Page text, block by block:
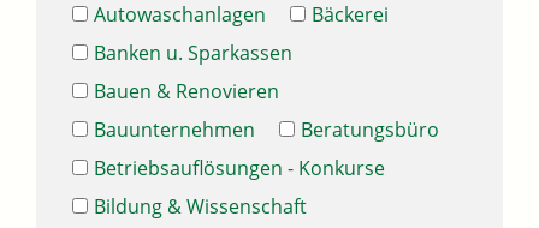
Autowaschanlagen
Bäckerei
Banken u. Sparkassen
Bauen & Renovieren
Bauunternehmen
Beratungsbüro
Betriebsauflösungen - Konkurse
Bildung & Wissenschaft